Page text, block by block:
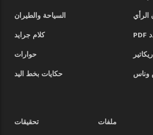
السياحة والطيران
كلام جرايد
حوارات
حكايات بخط اليد
ملفات
تحقيقات